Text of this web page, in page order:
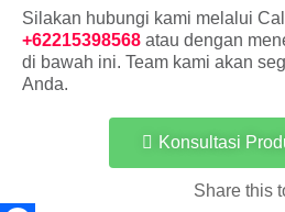
Silakan hubungi kami melalui
+62215398568 atau dengan
di bawah ini. Team kami akan
Anda.
Konsultasi
Share this